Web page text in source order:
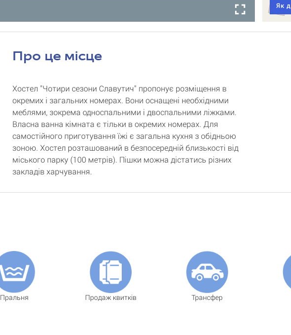
Як
Про це місце
Хостел "Чотири сезони Славутич" пропонує розміщення в
окремих і загальних номерах. Вони оснащені необхідними
меблями, зокрема односпальними і двоспальними ліжками.
Власна ванна кімната є тільки в окремих номерах. Для
самостійного приготування їжі є загальна кухня з обідньою
зоною. Хостел розташований в безпосередній близькості від
міського парку (100 метрів). Пішки можна дістатись різних
закладів харчування.
Пральня Продаж квитків Трансфер